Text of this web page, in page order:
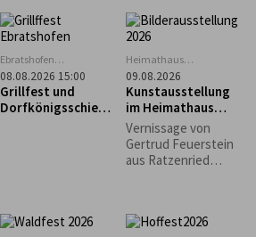
Handwerkermuseu
m „Heimathaus“
und backen
Sonnenbrote...
Ebratshofen
Vereinsheim
08.08.2026 15:00
Grillfest und
Dorfkönigsschieß
Heimathaus
Zwirkenberg
09.08.2026
Kunstausstellung
im Heimathaus
Gestratz-
Zwirkenberg
Vernissage von
Gertrud Feuerstein
aus Ratzenried